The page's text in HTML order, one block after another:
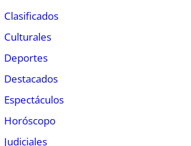
Clasificados
Culturales
Deportes
Destacados
Espectáculos
Horóscopo
Judiciales